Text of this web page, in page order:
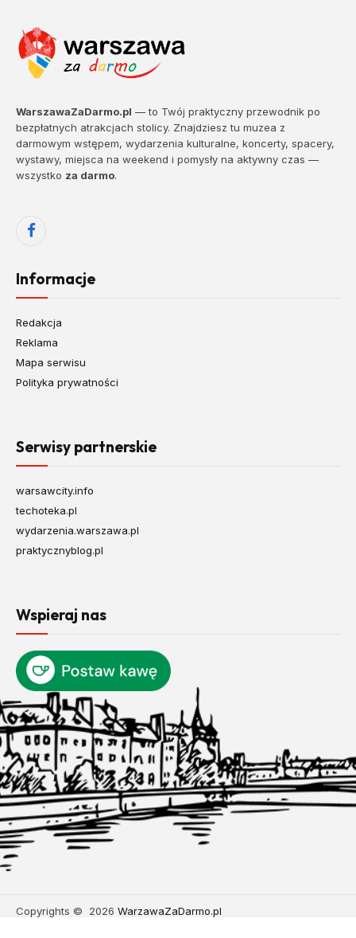
WarszawaZaDarmo.pl — to Twój praktyczny przewodnik po
bezpłatnych atrakcjach stolicy. Znajdziesz tu muzea z
darmowym wstępem, wydarzenia kulturalne, koncerty, spacery,
wystawy, miejsca na weekend i pomysły na aktywny czas —
wszystko za darmo.
Facebook
Informacje
Redakcja
Reklama
Mapa serwisu
Polityka prywatności
Serwisy partnerskie
warsawcity.info
techoteka.pl
wydarzenia.warszawa.pl
praktycznyblog.pl
Wspieraj nas
Copyrights © 2026 WarzawaZaDarmo.pl